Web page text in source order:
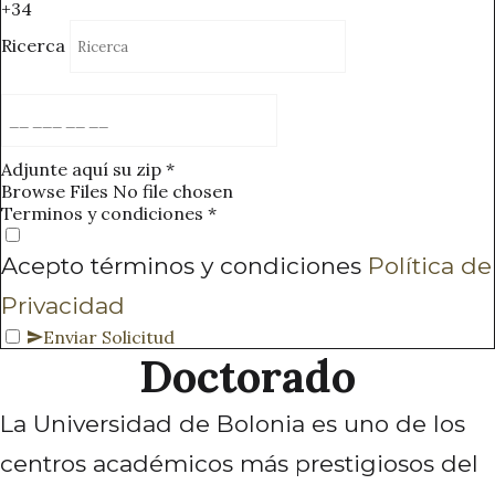
+34
Ricerca
Adjunte aquí su zip *
Browse Files No file chosen
Terminos y condiciones *
Acepto términos y condiciones Política de
Privacidad
Enviar Solicitud
Doctorado
La Universidad de Bolonia es uno de los
centros académicos más prestigiosos del